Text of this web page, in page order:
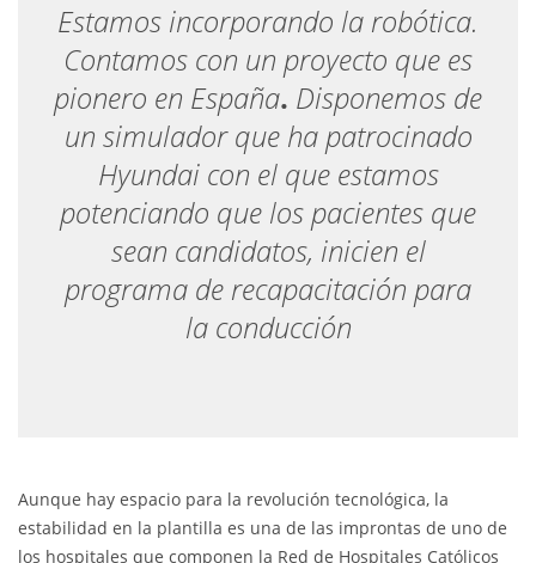
Estamos incorporando la robótica.
Contamos con un proyecto que es
pionero en España. Disponemos de
un simulador que ha patrocinado
Hyundai con el que estamos
potenciando que los pacientes que
sean candidatos, inicien el
programa de recapacitación para
la conducción
Aunque hay espacio para la revolución tecnológica, la
estabilidad en la plantilla es una de las improntas de uno de
los hospitales que componen la Red de Hospitales Católicos